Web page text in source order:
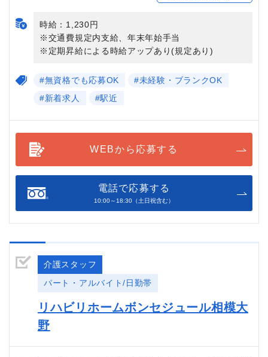
時給：1,230円
※交通費規定内支給、年末年始手当
※定期昇給による時給アップあり(規定あり)
#無資格でも応募OK
#未経験・ブランクOK
#新着求人
#駅近
WEBから応募する
電話で応募する
10:00～18:30（土日祝含む）
介護スタッフ
パート・アルバイト/日勤帯
リハビリホームボンセジュール相模大
野